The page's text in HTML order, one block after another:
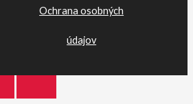
Ochrana osobných
údajov